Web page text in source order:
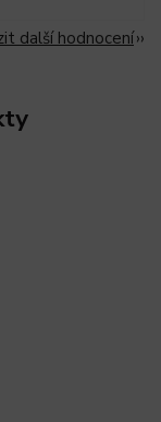
další hodnocení